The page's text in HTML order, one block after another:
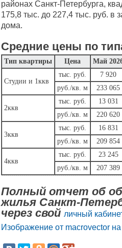
районах Санкт-Петербурга,
175,8 тыс. до 227,4 тыс. руб. в
дома.
Средние цены по
Тип квартиры Цена Май
Студии и 1ккв
тыс. руб.
7 920
руб./кв. м
233 065
2ккв
тыс. руб.
13 031
руб./кв. м
220 620
3ккв
тыс. руб.
16 831
руб./кв. м
209 854
4ккв
тыс. руб.
23 245
руб./кв. м
207 389
Полный отчет об
жилья Санкт-
через свой личный
Изображение от macrovector